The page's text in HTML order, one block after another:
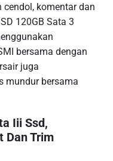
komentar dan
120GB Sata 3
bersama dengan
juga
mundur bersama
Iii Ssd,
Dan Trim